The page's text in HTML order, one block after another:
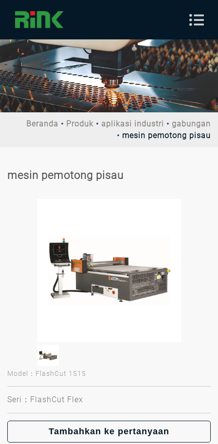
Beranda Produk aplikasi industri
gabungan
mesin pemotong pisau
mesin pemotong pisau
Model：FlashCut 1515
Seri：FlashCut Flex
Tambahkan ke pertanyaan